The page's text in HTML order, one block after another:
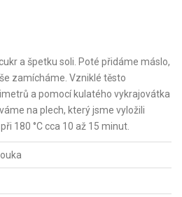
a špetku soli. Poté přidáme máslo,
zamícháme. Vzniklé těsto
a pomocí kulatého vykrajovátka
na plech, který jsme vyložili
180 °C cca 10 až 15 minut.